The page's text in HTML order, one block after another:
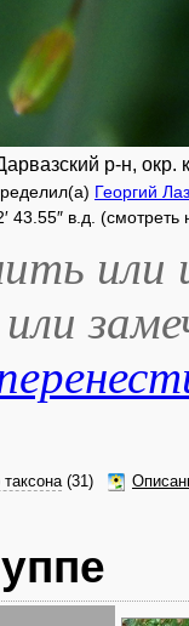
р-н,
Георгий
43.55″ в.д. (смотреть
или
(31)